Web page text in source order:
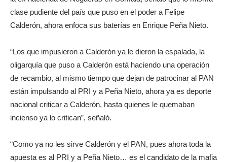
clase pudiente del país que puso en el poder a Felipe
Calderón, ahora enfoca sus baterías en Enrique Peña Nieto.
“Los que impusieron a Calderón ya le dieron la espalada, la
oligarquía que puso a Calderón está haciendo una operación
de recambio, al mismo tiempo que dejan de patrocinar al PAN
están impulsando al PRI y a Peña Nieto, ahora ya es deporte
nacional criticar a Calderón, hasta quienes le quemaban
incienso ya lo critican”, señaló.
“Como ya no les sirve Calderón y el PAN, pues ahora toda la
apuesta es al PRI y a Peña Nieto… es el candidato de la mafia